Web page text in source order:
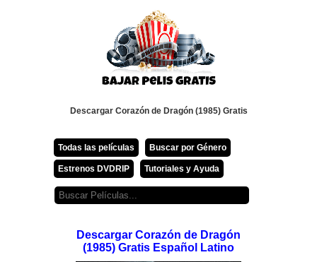
Descargar Corazón de Dragón (1985) Gratis
Todas las películas Buscar por Género
Estrenos DVDRIP Tutoriales y Ayuda
Descargar Corazón de Dragón
(1985) Gratis Español Latino